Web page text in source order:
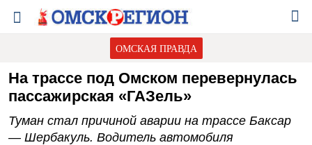
ОМСКАЯ ПРАВДА
На трассе под Омском перевернулась
пассажирская «ГАЗель»
Туман стал причиной аварии на трассе Баксар
— Шербакуль. Водитель автомобиля